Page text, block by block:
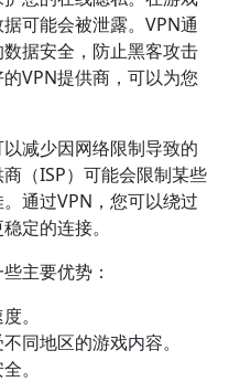
可能会被泄露。VPN通
据安全，防止黑客攻击
VPN提供商，可以为您
减少因网络限制导致的
（ISP）可能会限制某些
通过VPN，您可以绕过
定的连接。
主要优势：
。
同地区的游戏内容。
。